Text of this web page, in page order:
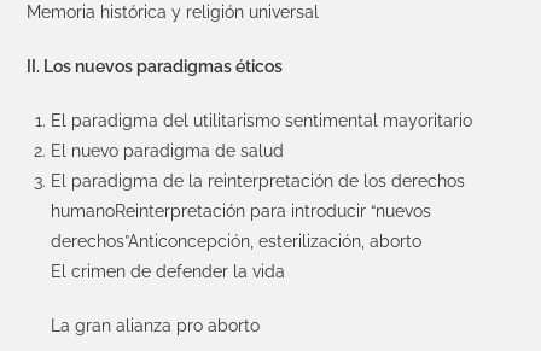
Memoria histórica y religión universal
II. Los nuevos paradigmas éticos
El paradigma del utilitarismo sentimental mayoritario
El nuevo paradigma de salud
El paradigma de la reinterpretación de los derechos
humanoReinterpretación para introducir “nuevos
derechos”Anticoncepción, esterilización, aborto
El crimen de defender la vida
La gran alianza pro aborto